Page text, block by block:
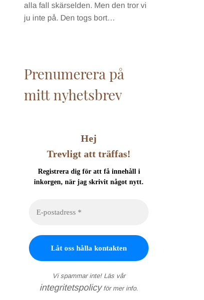
alla fall skärselden. Men den tror vi
ju inte på. Den togs bort…
Prenumerera på
mitt nyhetsbrev
Hej
Trevligt att träffas!
Registrera dig för att få innehåll i
inkorgen, när jag skrivit något nytt.
Vi spammar inte! Läs vår
integritetspolicyför mer info.